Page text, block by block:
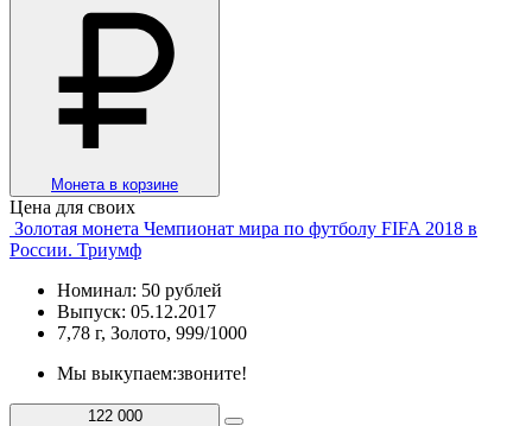
Монета в корзине
Цена для своих
Золотая монета Чемпионат мира по футболу FIFA 2018 в
России. Триумф
Номинал: 50 рублей
Выпуск: 05.12.2017
7,78 г, Золото, 999/1000
Мы выкупаем:звоните!
122 000